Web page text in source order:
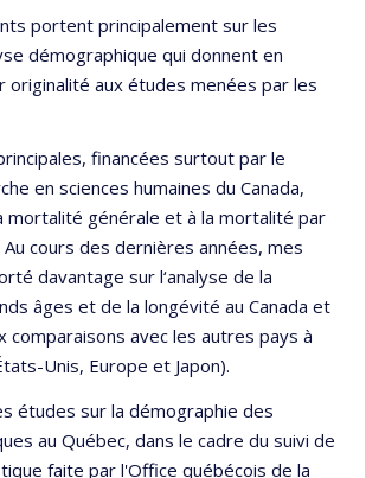
portent principalement sur les
démographique qui donnent en
originalité aux études menées par les
financées surtout par le
en sciences humaines du Canada,
générale et à la mortalité par
cours des dernières années, mes
davantage sur l‘analyse de la
âges et de la longévité au Canada et
comparaisons avec les autres pays à
Unis, Europe et Japon).
études sur la démographie des
au Québec, dans le cadre du suivi de
faite par l'Office québécois de la